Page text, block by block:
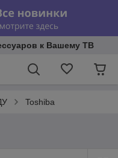
к Вашему ТВ
Toshiba